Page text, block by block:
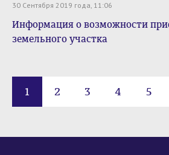
30 Сентября 2019 года, 11:06
Информация о возможности
земельного участка
1 2 3 4 5